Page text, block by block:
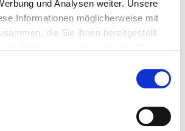
und Analysen weiter. Unsere
Informationen möglicherweise mit
die Sie ihnen bereitgestellt
Data Analytics TIB-UMR« zur
KI-Methoden für Forschung und